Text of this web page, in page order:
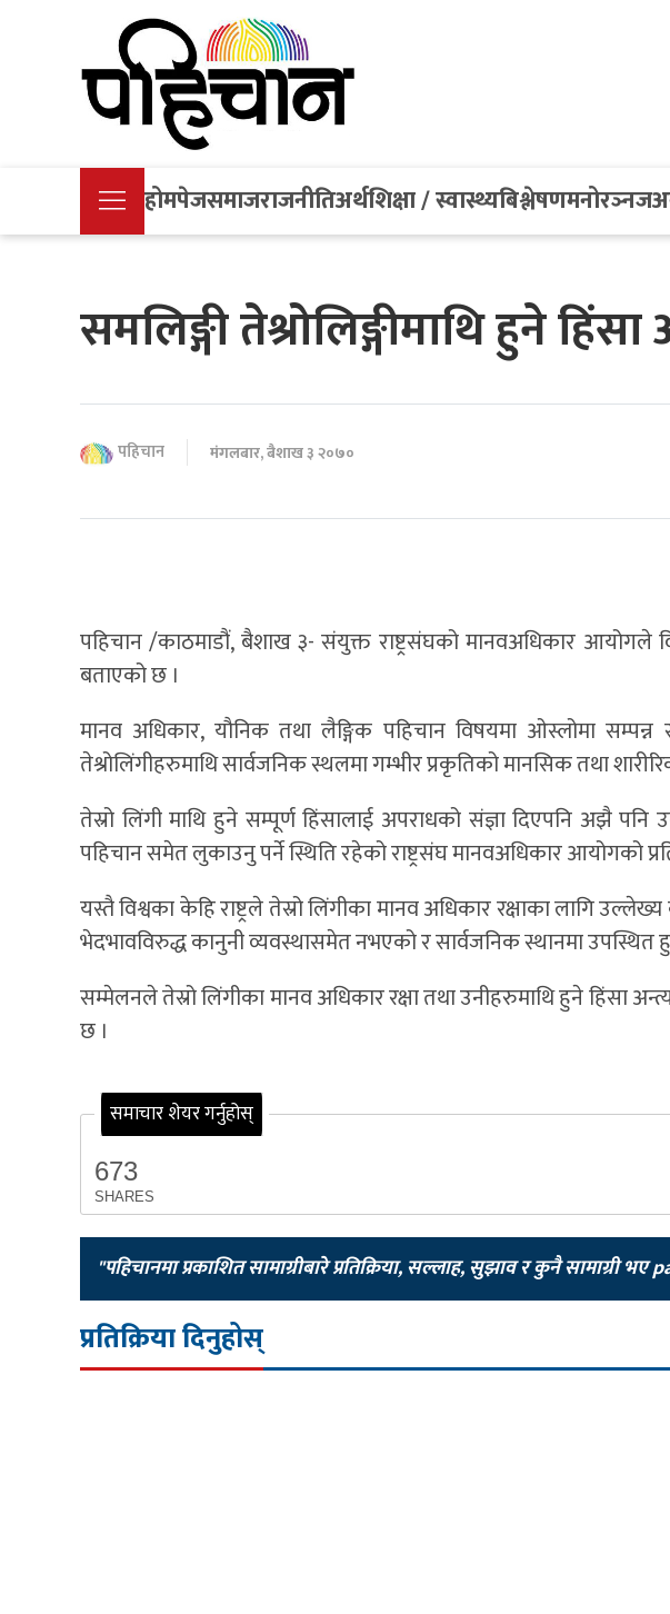
होमपेजसमाजराजनीतिअर्थशिक्षा / स्वास्थ्यबिश्लेषणमनोरञ्नज
समलिङ्गी तेश्रोलिङ्गीमाथि हुने हिंसा
पहिचान मंगलबार, बैशाख ३ २०७०
पहिचान /काठमाडौं, बैशाख ३- संयुक्त राष्ट्रसंघको मानवअधिकार आयोगले
बताएको छ ।
मानव अधिकार, यौनिक तथा लैङ्गिक पहिचान विषयमा ओस्लोमा
तेश्रोलिंगीहरुमाथि सार्वजनिक स्थलमा गम्भीर प्रकृतिको मानसिक तथा
तेस्रो लिंगी माथि हुने सम्पूर्ण हिंसालाई अपराधको संज्ञा दिएपनि अझै
पहिचान समेत लुकाउनु पर्ने स्थिति रहेको राष्ट्रसंघ मानवअधिकार आयोगको
यस्तै विश्वका केहि राष्ट्रले तेस्रो लिंगीका मानव अधिकार रक्षाका लागि
भेदभावविरुद्ध कानुनी व्यवस्थासमेत नभएको र सार्वजनिक स्थानमा
सम्मेलनले तेस्रो लिंगीका मानव अधिकार रक्षा तथा उनीहरुमाथि हुने हिंसा
छ ।
समाचार शेयर गर्नुहोस्
673
SHARES
"पहिचानमा प्रकाशित सामाग्रीबारे प्रतिक्रिया, सल्लाह, सुझाव र कुनै सामाग्री भए
प्रतिक्रिया दिनुहोस्